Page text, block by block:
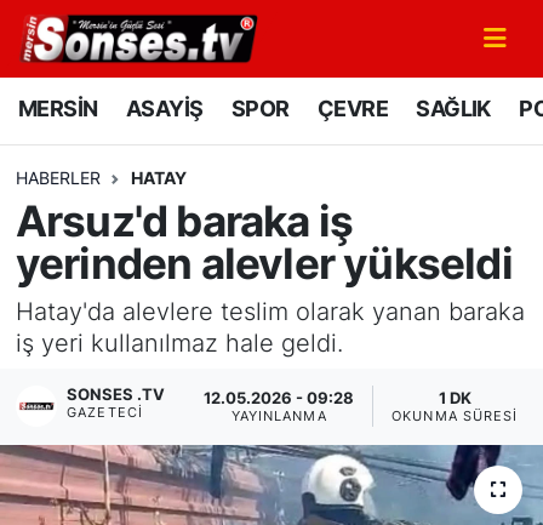
MERSİN ASAYİŞ SPOR ÇEVRE SAĞLIK
HABERLER HATAY
Arsuz'd baraka iş
yerinden alevler yükseldi
Hatay'da alevlere teslim olarak yanan baraka
iş yeri kullanılmaz hale geldi.
SONSES .TV
GAZETECI
12.05.2026 - 09:28
YAYINLANMA
1 DK
OKUNMA SÜRESI
MERSİN
SPOR
GÜNÜN MANŞETİ
DÜNYA
KÜLTÜR - SANAT
MAGAZİN
Mersin Nöbetçi Eczaneler
Mersin Namaz Vakitleri
Mersin Trafik Yoğunluk Haritası
Süper Lig Puan Durumu ve Fikstür
Tüm Manşetler
Son Dakika Haberleri